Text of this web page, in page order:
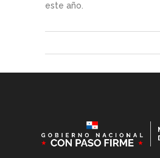
este año.